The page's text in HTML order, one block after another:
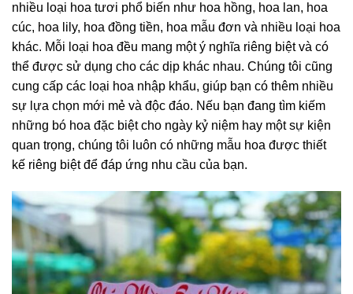
nhiều loại hoa tươi phổ biến như hoa hồng, hoa lan, hoa
cúc, hoa lily, hoa đồng tiền, hoa mẫu đơn và nhiều loại hoa
khác. Mỗi loại hoa đều mang một ý nghĩa riêng biệt và có
thể được sử dụng cho các dịp khác nhau. Chúng tôi cũng
cung cấp các loại hoa nhập khẩu, giúp bạn có thêm nhiều
sự lựa chọn mới mẻ và độc đáo. Nếu bạn đang tìm kiếm
những bó hoa đặc biệt cho ngày kỷ niệm hay một sự kiện
quan trọng, chúng tôi luôn có những mẫu hoa được thiết
kế riêng biệt để đáp ứng nhu cầu của bạn.